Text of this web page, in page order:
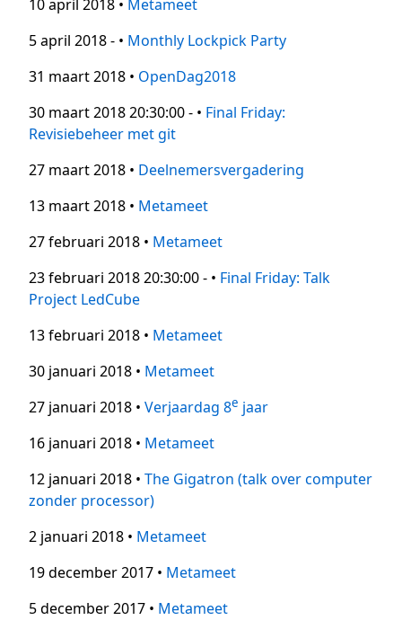
10 april 2018 • Metameet
5 april 2018 - • Monthly Lockpick Party
31 maart 2018 • OpenDag2018
30 maart 2018 20:30:00 - • Final Friday:
Revisiebeheer met git
27 maart 2018 • Deelnemersvergadering
13 maart 2018 • Metameet
27 februari 2018 • Metameet
23 februari 2018 20:30:00 - • Final Friday: Talk
Project LedCube
13 februari 2018 • Metameet
30 januari 2018 • Metameet
27 januari 2018 • Verjaardag 8e jaar
16 januari 2018 • Metameet
12 januari 2018 • The Gigatron (talk over computer
zonder processor)
2 januari 2018 • Metameet
19 december 2017 • Metameet
5 december 2017 • Metameet